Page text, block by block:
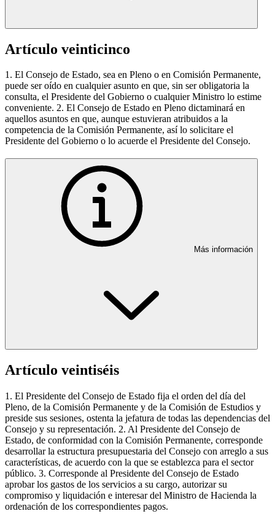
Artículo veinticinco
1. El Consejo de Estado, sea en Pleno o en Comisión Permanente,
puede ser oído en cualquier asunto en que, sin ser obligatoria la
consulta, el Presidente del Gobierno o cualquier Ministro lo estime
conveniente. 2. El Consejo de Estado en Pleno dictaminará en
aquellos asuntos en que, aunque estuvieran atribuidos a la
competencia de la Comisión Permanente, así lo solicitare el
Presidente del Gobierno o lo acuerde el Presidente del Consejo.
Más información
Artículo veintiséis
1. El Presidente del Consejo de Estado fija el orden del día del
Pleno, de la Comisión Permanente y de la Comisión de Estudios y
preside sus sesiones, ostenta la jefatura de todas las dependencias del
Consejo y su representación. 2. Al Presidente del Consejo de
Estado, de conformidad con la Comisión Permanente, corresponde
desarrollar la estructura presupuestaria del Consejo con arreglo a sus
características, de acuerdo con la que se establezca para el sector
público. 3. Corresponde al Presidente del Consejo de Estado
aprobar los gastos de los servicios a su cargo, autorizar su
compromiso y liquidación e interesar del Ministro de Hacienda la
ordenación de los correspondientes pagos.